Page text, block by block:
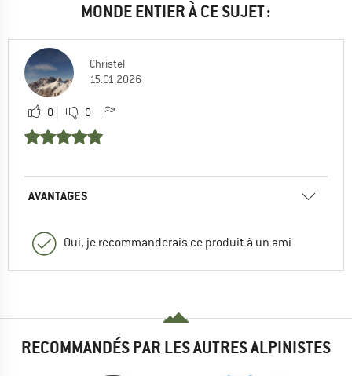
MONDE ENTIER À CE SUJET :
Christel
15.01.2026
0 0
AVANTAGES
Oui, je recommanderais ce produit à un ami
RECOMMANDÉS PAR LES AUTRES ALPINISTES